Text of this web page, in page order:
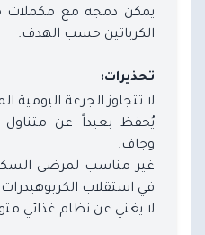
الكرياتين حسب الهدف.
تحذيرات:
لا تتجاوز الجرعة اليومية
يُحفظ بعيداً عن متناول
وجاف.
غير مناسب لمرضى
في استقلاب
لا يغني عن نظام غذائي